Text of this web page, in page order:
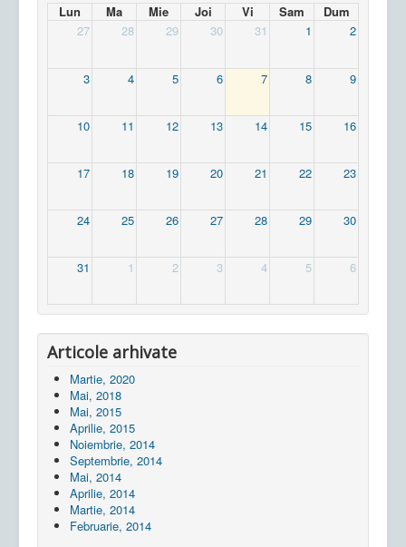
Lun Ma Mie Joi Vi Sam
Dum
27
28 29 30 31 1 2
3 4 5 6 7 8 9
10 11 12 13 14 15 16
17 18 19 20 21 22 23
24 25 26 27 28 29 30
31 1 2 3 4 5 6
Articole arhivate
Martie, 2020
Mai, 2018
Mai, 2015
Aprilie, 2015
Noiembrie, 2014
Septembrie, 2014
Mai, 2014
Aprilie, 2014
Martie, 2014
Februarie, 2014